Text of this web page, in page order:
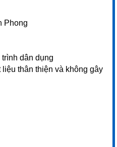
Phong
dân dụng
thân thiện và không gây